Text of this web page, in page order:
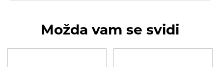
Možda vam se svidi